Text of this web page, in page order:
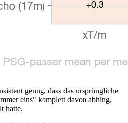
genug, dass das ursprüngliche
eins" komplett davon abhing,
hatte.